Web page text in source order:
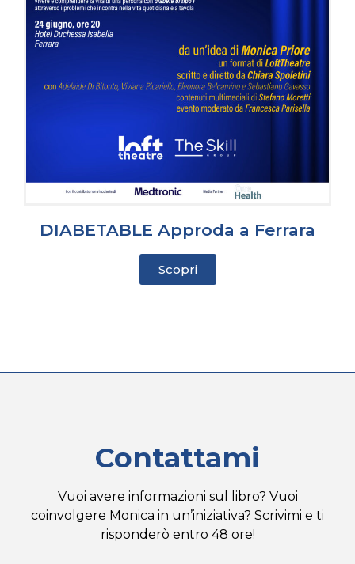
DIABETABLE Approda a Ferrara
Scopri
Contattami
Vuoi avere informazioni sul libro? Vuoi
coinvolgere Monica in un’iniziativa? Scrivimi e ti
risponderò entro 48 ore!